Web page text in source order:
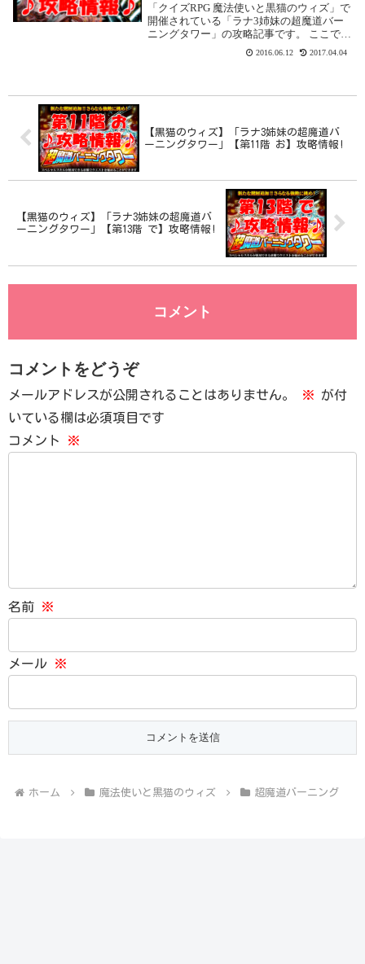
「クイズRPG 魔法使いと黒猫のウィズ」で
開催されている「ラナ3姉妹の超魔道バー
ニングタワー」の攻略記事です。 ここでは
「第6階 極」を攻略します。「第6階 極」
の攻略基本情報 消費魔力：初回クリアま
2016.06.12 2017.04.04
【黒猫のウィズ】「ラナ3姉妹の超魔道バ
ーニングタワー」【第11階 お】攻略情報!
【黒猫のウィズ】「ラナ3姉妹の超魔道バ
ーニングタワー」【第13階 で】攻略情報!
コメント
コメントをどうぞ
メールアドレスが公開されることはありません。 ※ が付
いている欄は必須項目です
コメント
※
名前 ※
メール ※
ホーム 魔法使いと黒猫のウィズ 超魔道バーニング